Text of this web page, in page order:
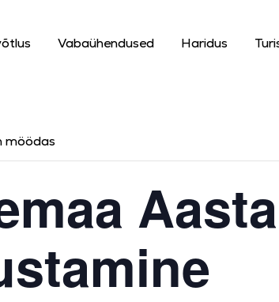
Vabaühendused Haridus
möödas